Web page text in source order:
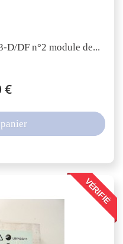
D/DF n°2 module de...
€
VÉRIFIÉ